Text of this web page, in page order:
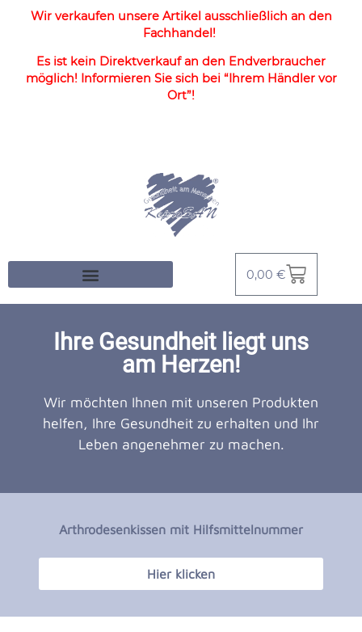
Wir verkaufen unsere Artikel ausschließlich an den
Fachhandel!
Es ist kein Direktverkauf an den Endverbraucher
möglich! Informieren Sie sich bei “Ihrem Händler vor
Ort”!
0,00€
Ihre Gesundheit liegt uns
am Herzen!
Wir möchten Ihnen mit unseren Produkten
helfen, Ihre Gesundheit zu erhalten und Ihr
Leben angenehmer zu machen.
Arthrodesenkissen mit Hilfsmittelnummer
Hier klicken